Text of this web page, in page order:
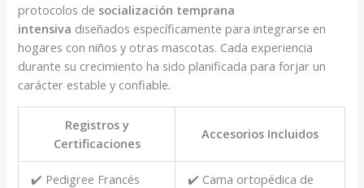
protocolos de socialización temprana
intensiva diseñados específicamente para integrarse en
hogares con niños y otras mascotas. Cada experiencia
durante su crecimiento ha sido planificada para forjar un
carácter estable y confiable.
Registros y
Certificaciones
Accesorios Incluidos
✔️ Pedigree Francés
✔️ Cama ortopédica de